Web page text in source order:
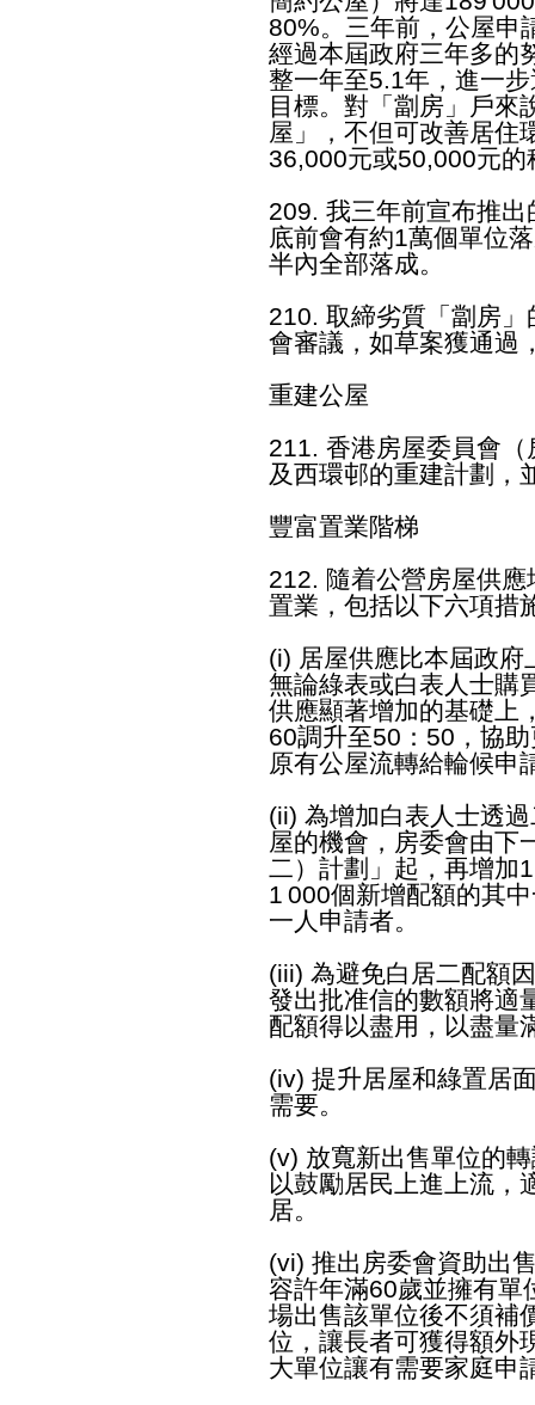
80%。三年前，公屋申
經過本屆政府三年多的
整一年至5.1年，進一
目標。對「劏房」戶來
屋」，不但可改善居住
36,000元或50,000元的
209. 我三年前宣布推
底前會有約1萬個單位
半內全部落成。
210. 取締劣質「劏房
會審議，如草案獲通過
重建公屋
211. 香港房屋委員會
及西環邨的重建計劃，
豐富置業階梯
212. 隨着公營房屋供
置業，包括以下六項措
(i) 居屋供應比本屆政
無論綠表或白表人士購
供應顯著增加的基礎上
60調升至50：50，協
原有公屋流轉給輪候申
(ii) 為增加白表人士透
屋的機會，房委會由下
二）計劃」起，再增加
1 000個新增配額的其
一人申請者。
(iii) 為避免白居二配額
發出批准信的數額將適
配額得以盡用，以盡量
(iv) 提升居屋和綠置居
需要。
(v) 放寬新出售單位的
以鼓勵居民上進上流，
居。
(vi) 推出房委會資助出
容許年滿60歲並擁有單
場出售該單位後不須補
位，讓長者可獲得額外
大單位讓有需要家庭申